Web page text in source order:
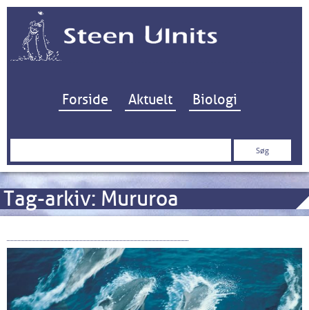
Hop til indhold
Forside Aktuelt Biologi
Søg
Tag-arkiv: Mururoa